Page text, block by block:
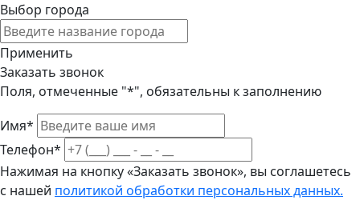
Выбор города
Применить
Заказать звонок
Поля, отмеченные "*", обязательны к заполнению
Имя*
Телефон*
Нажимая на кнопку «Заказать звонок», вы соглашетесь
с нашей политикой обработки персональных данных.